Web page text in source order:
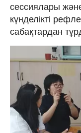
сессиялары
күнделікті
сабақтардан